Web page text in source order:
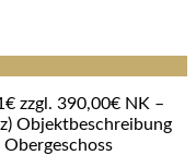
zzgl. 390,00€ NK –
Objektbeschreibung